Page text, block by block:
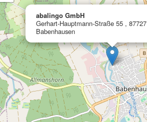
abalingo GmbH
Gerhart-Hauptmann-Straße 55 , 87727
Babenhausen